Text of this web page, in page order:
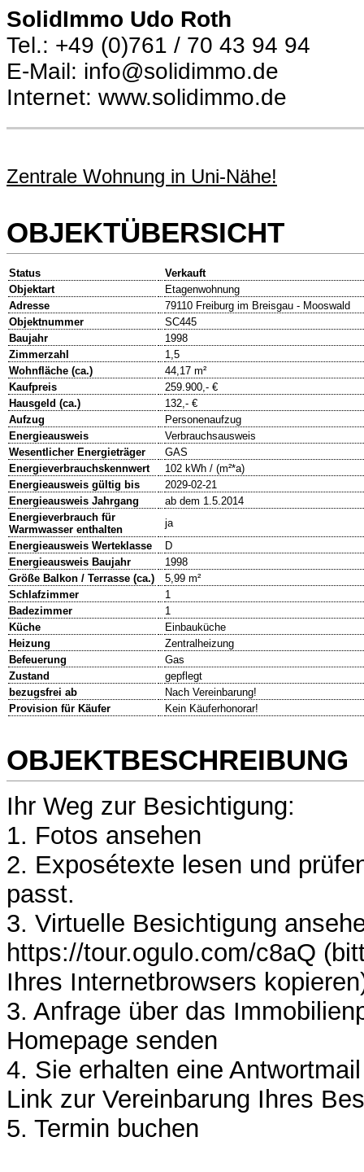
SolidImmo Udo Roth
Tel.: +49 (0)761 / 70 43 94 94
E-Mail: info@solidimmo.de
Internet: www.solidimmo.de
Zentrale Wohnung in Uni-Nähe!
OBJEKTÜBERSICHT
Status
Verkauft
Objektart
Etagenwohnung
Adresse
79110 Freiburg im Breisgau - Mooswald
Objektnummer
SC445
Baujahr
1998
Zimmerzahl
1,5
Wohnfläche (ca.)
44,17 m²
Kaufpreis
259.900,- €
Hausgeld (ca.)
132,- €
Aufzug
Personenaufzug
Energieausweis
Verbrauchsausweis
Wesentlicher Energieträger
GAS
Energieverbrauchskennwert
102 kWh / (m²*a)
Energieausweis gültig bis
2029-02-21
Energieausweis Jahrgang
ab dem 1.5.2014
Energieverbrauch für
Warmwasser enthalten
ja
Energieausweis Werteklasse
D
Energieausweis Baujahr
1998
Größe Balkon / Terrasse (ca.)
5,99 m²
Schlafzimmer
1
Badezimmer
1
Küche
Einbauküche
Heizung
Zentralheizung
Befeuerung
Gas
Zustand
gepflegt
bezugsfrei ab
Nach Vereinbarung!
Provision für Käufer
Kein Käuferhonorar!
OBJEKTBESCHREIBUNG
Ihr Weg zur Besichtigung:
1. Fotos ansehen
2. Exposétexte lesen und
passt.
3. Virtuelle Besichtigung
https://tour.ogulo.com/c8aQ
Ihres Internetbrowsers
3. Anfrage über das
Homepage senden
4. Sie erhalten eine
Link zur Vereinbarung Ihres
5. Termin buchen